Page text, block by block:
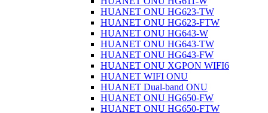
HUANET ONU HG623-TW
HUANET ONU HG623-FTW
HUANET ONU HG643-W
HUANET ONU HG643-TW
HUANET ONU HG643-FW
HUANET ONU XGPON WIFI6
HUANET WIFI ONU
HUANET Dual-band ONU
HUANET ONU HG650-FW
HUANET ONU HG650-FTW